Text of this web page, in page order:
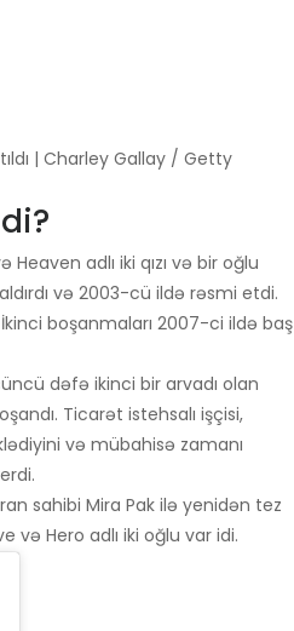
| Charley Gallay / Getty
adlı iki qızı və bir oğlu
və 2003-cü ildə rəsmi etdi.
boşanmaları 2007-ci ildə baş
dəfə ikinci bir arvadı olan
Ticarət istehsalı işçisi,
və mübahisə zamanı
sahibi Mira Pak ilə yenidən tez
və Hero adlı iki oğlu var idi.